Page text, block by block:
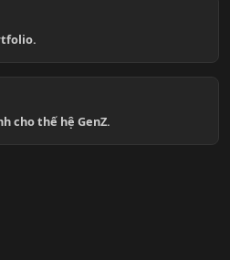
cho thế hệ GenZ.